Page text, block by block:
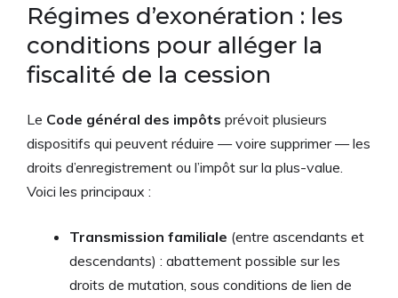
Régimes d’exonération : les
conditions pour alléger la
fiscalité de la cession
Le Code général des impôts prévoit plusieurs
dispositifs qui peuvent réduire — voire supprimer — les
droits d’enregistrement ou l’impôt sur la plus-value.
Voici les principaux :
Transmission familiale (entre ascendants et
descendants) : abattement possible sur les
droits de mutation, sous conditions de lien de